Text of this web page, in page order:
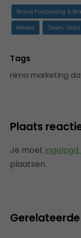
Brand Positioning &
Media
Team,
Tags
nima marketing
Plaats
Je moet ingelogd
plaatsen.